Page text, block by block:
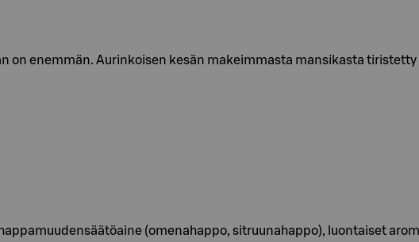
on enemmän. Aurinkoisen kesän makeimmasta mansikasta
(omenahappo, sitruunahappo), luontaiset